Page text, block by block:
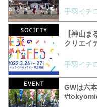
手羽イチ
【神山ま
クリエイ
手羽イチ
GWは六